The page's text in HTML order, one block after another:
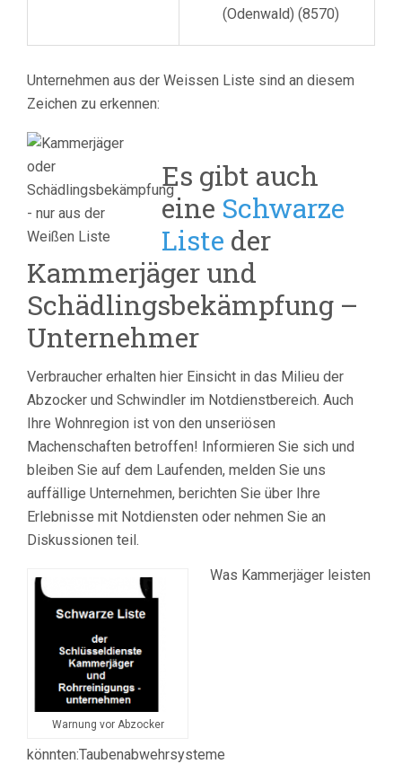
(Odenwald) (8570)
Unternehmen aus der Weissen Liste sind an diesem
Zeichen zu erkennen:
Es gibt auch
eine Schwarze
Liste der
Kammerjäger und
Schädlingsbekämpfung –
Unternehmer
Verbraucher erhalten hier Einsicht in das Milieu der
Abzocker und Schwindler im Notdienstbereich. Auch
Ihre Wohnregion ist von den unseriösen
Machenschaften betroffen! Informieren Sie sich und
bleiben Sie auf dem Laufenden, melden Sie uns
auffällige Unternehmen, berichten Sie über Ihre
Erlebnisse mit Notdiensten oder nehmen Sie an
Diskussionen teil.
Warnung vor Abzocker
Was Kammerjäger leisten
könnten:Taubenabwehrsysteme